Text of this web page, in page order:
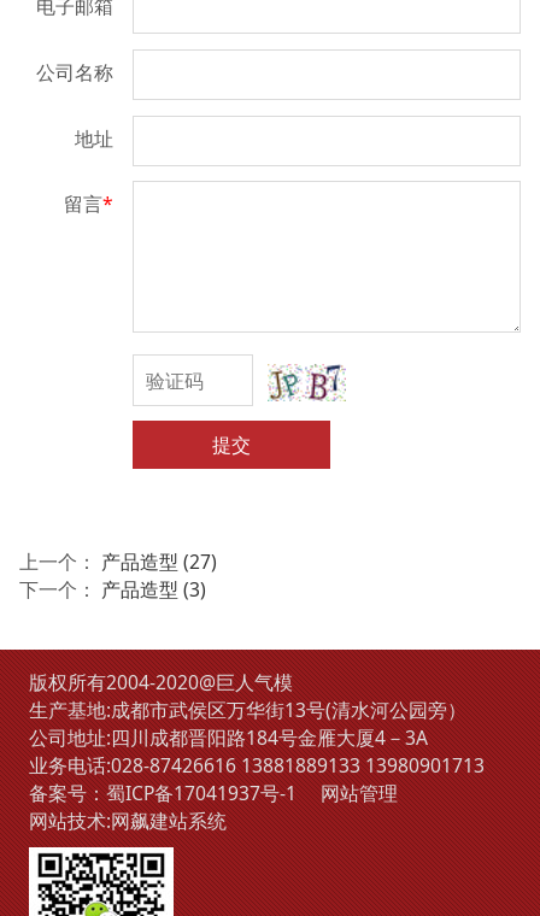
电子邮箱
公司名称
地址
留言*
提交
上一个： 产品造型 (27)
下一个： 产品造型 (3)
版权所有2004-2020@巨人气模
生产基地:成都市武侯区万华街13号(清水河公园旁）
公司地址:四川成都晋阳路184号金雁大厦4－3A
业务电话:028-874266161388188913313980901713
备案号：蜀ICP备17041937号-1
网站管理
网站技术:网飙建站系统